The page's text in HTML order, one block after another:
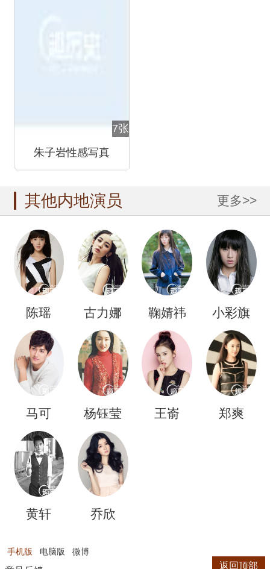
7张
朱子岩性感写真
其他内地演员 更多>>
陈瑶 古力娜
扎
鞠婧祎 小彩旗
马可 杨钰莹 王嵛 郑爽
黄轩 乔欣
手机版 电脑版 微博
返回顶部